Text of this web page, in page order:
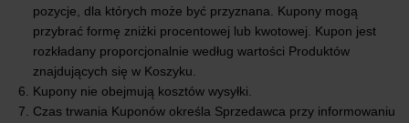
pozycje, dla których może być przyznana. Kupony mogą
przybrać formę zniżki procentowej lub kwotowej. Kupon jest
rozkładany proporcjonalnie według wartości Produktów
znajdujących się w Koszyku.
Kupony nie obejmują kosztów wysyłki.
Czas trwania Kuponów określa Sprzedawca przy informowaniu